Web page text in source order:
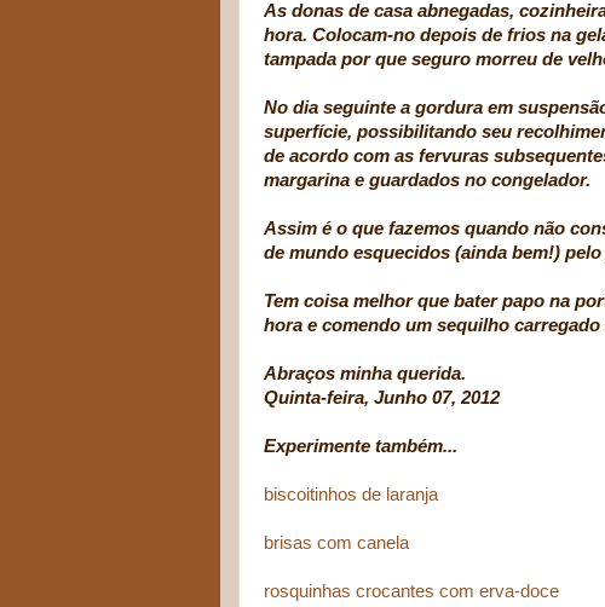
As donas de casa abnegadas,
hora. Colocam-no depois de frios na
tampada por que seguro morreu de
No dia seguinte a gordura em
superfície, possibilitando seu
de acordo com as fervuras
margarina e guardados no congelador.
Assim é o que fazemos quando não
de mundo esquecidos (ainda bem!)
Tem coisa melhor que bater papo na
hora e comendo um sequilho
Abraços minha querida.
Quinta-feira, Junho 07, 2012
Experimente também...
biscoitinhos de laranja
brisas com canela
rosquinhas crocantes com erva-doce